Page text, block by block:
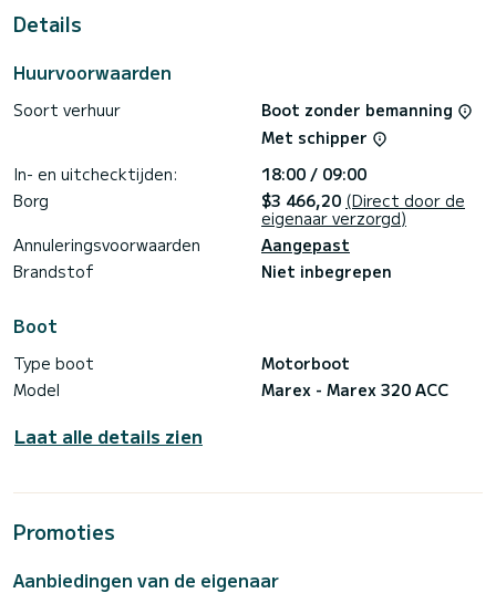
Mandalina Marina
met douche.
Het heeft de volgende uitrusting: Buitenboordmotor, TV,
Boekingsaanvragen en offertes worden rechtstreeks door
SamBoat afgehandeld. Via het platform krijgt u de beste
Details
Huurvoorwaarden
Soort verhuur
Boot zonder bemanning
Met schipper
In- en uitchecktijden:
18:00 / 09:00
Borg
$3 466,20 (Direct door de
eigenaar verzorgd)
Annuleringsvoorwaarden
Aangepast
Brandstof
Niet inbegrepen
Boot
Type boot
Motorboot
Model
Marex - Marex 320 ACC
Laat alle details zien
Promoties
Aanbiedingen van de eigenaar